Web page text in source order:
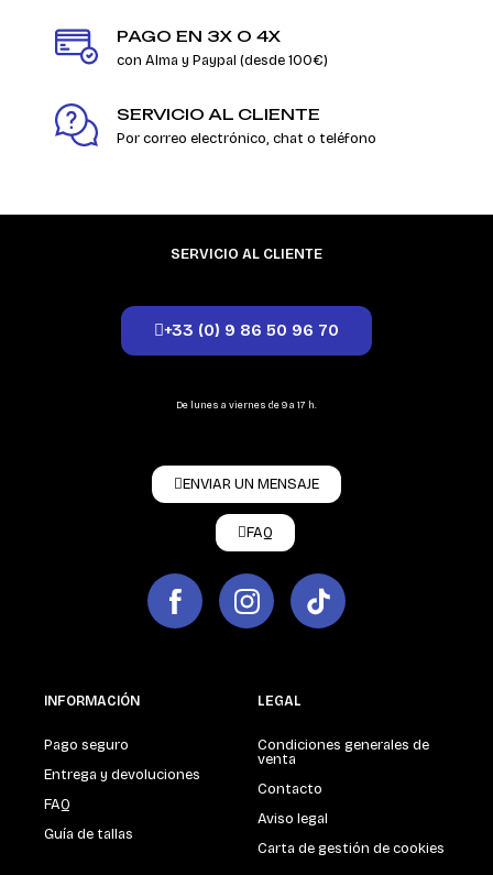
PAGO EN 3X O 4X
con Alma y Paypal (desde 100€)
SERVICIO AL CLIENTE
Por correo electrónico, chat o teléfono
SERVICIO AL CLIENTE
+33 (0) 9 86 50 96 70
De lunes a viernes de 9 a 17 h.
ENVIAR UN MENSAJE
FAQ
INFORMACIÓN
Pago seguro
Entrega y devoluciones
FAQ
Guía de tallas
LEGAL
Condiciones generales de
venta
Contacto
Aviso legal
Carta de gestión de cookies